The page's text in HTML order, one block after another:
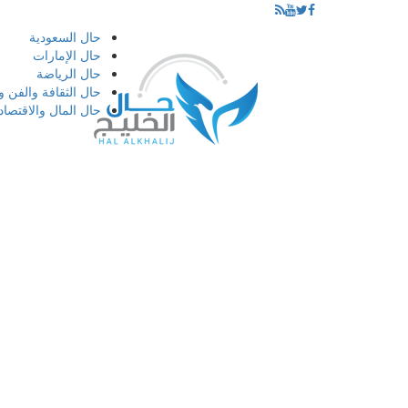
إذهب
المحتوى
حال السعودية
حال الإمارات
حال الرياضة
حال الثقافة والفن
حال المال